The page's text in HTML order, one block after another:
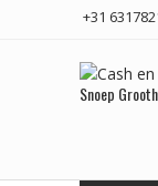
+31
Snoep